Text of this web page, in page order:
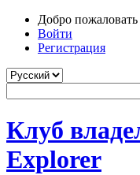
Добро пожаловать
Войти
Регистрация
Клуб
Explorer